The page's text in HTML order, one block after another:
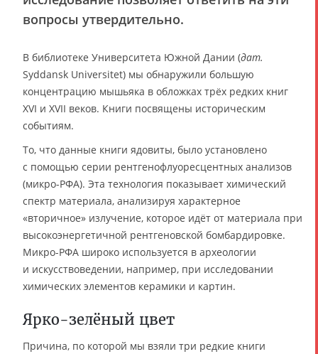
вопросы утвердительно.
В библиотеке Университета Южной Дании (дат.
Syddansk Universitet) мы обнаружили большую
концентрацию мышьяка в обложках трёх редких книг
XVI и XVII веков. Книги посвящены историческим
событиям.
То, что данные книги ядовиты, было установлено
с помощью серии рентгенофлуоресцентных анализов
(микро-РФА). Эта технология показывает химический
спектр материала, анализируя характерное
«вторичное» излучение, которое идёт от материала при
высокоэнергетичной рентгеновской бомбардировке.
Микро-РФА широко используется в археологии
и искусствоведении, например, при исследовании
химических элементов керамики и картин.
Ярко-зелёный цвет
Причина, по которой мы взяли три редкие книги